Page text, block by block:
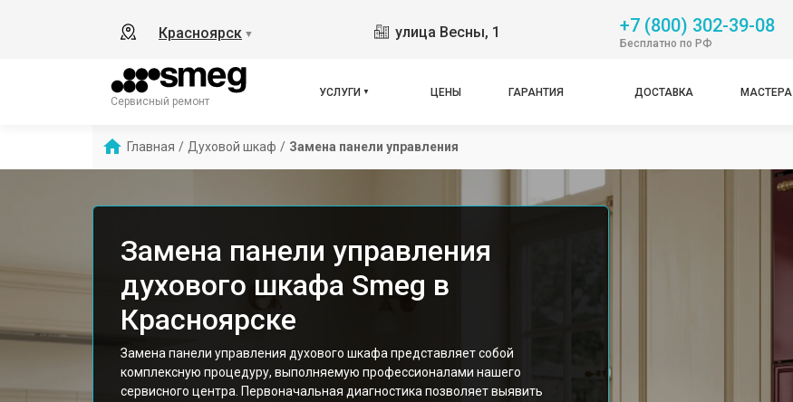
Красноярск ▼ улица Весны, 1 +7 (800) 302-39-08
Бесплатно по РФ
Сервисный ремонт
УСЛУГИ ЦЕНЫ ГАРАНТИЯ ДОСТАВКА МАСТЕРА
Главная / Духовой шкаф / Замена панели управления
Замена панели управления
духового шкафа Smeg в
Красноярске
Замена панели управления духового шкафа представляет собой
комплексную процедуру, выполняемую профессионалами нашего
сервисного центра. Первоначальная диагностика позволяет выявить